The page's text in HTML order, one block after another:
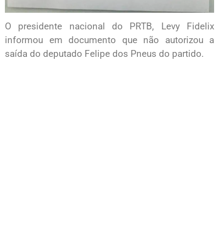
O presidente nacional do PRTB, Levy Fidelix
informou em documento que não autorizou a
saída do deputado Felipe dos Pneus do partido.